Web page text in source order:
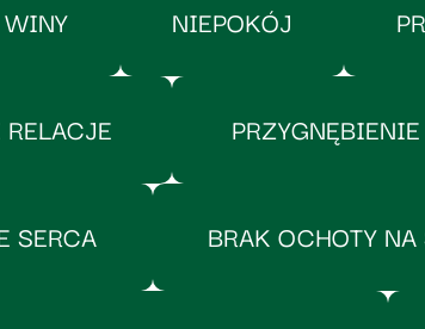
NIEPOKÓJ
PRZYGNĘBIENIE
SERCA BRAK OCHOTY NA